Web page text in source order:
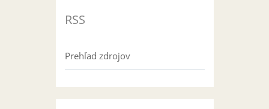
RSS
Prehľad zdrojov